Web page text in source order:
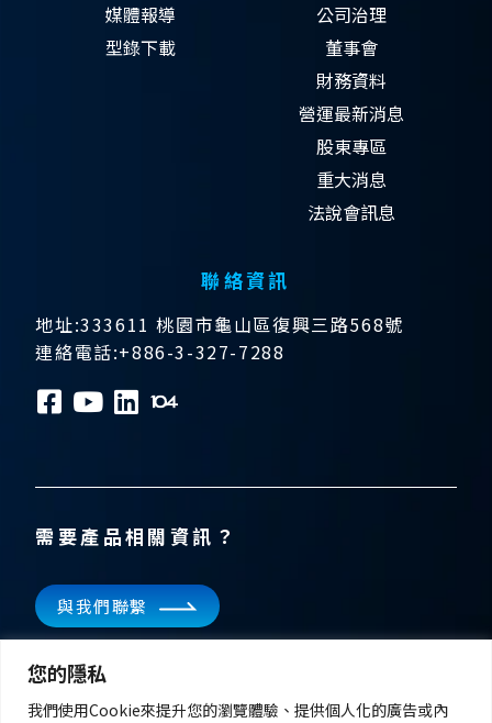
您的隱私
我們使用Cookie來提升您的瀏覽體驗、提供個人化的廣告或內
媒體報導
型錄下載
公司治理
董事會
財務資料
營運最新消息
股東專區
重大消息
法說會訊息
聯絡資訊
地址:333611 桃園市龜山區復興三路568號
連絡電話:+886-3-327-7288
訂閱電子報
掌握飛宏科技的最新消息
需要產品相關資訊？
與我們聯繫